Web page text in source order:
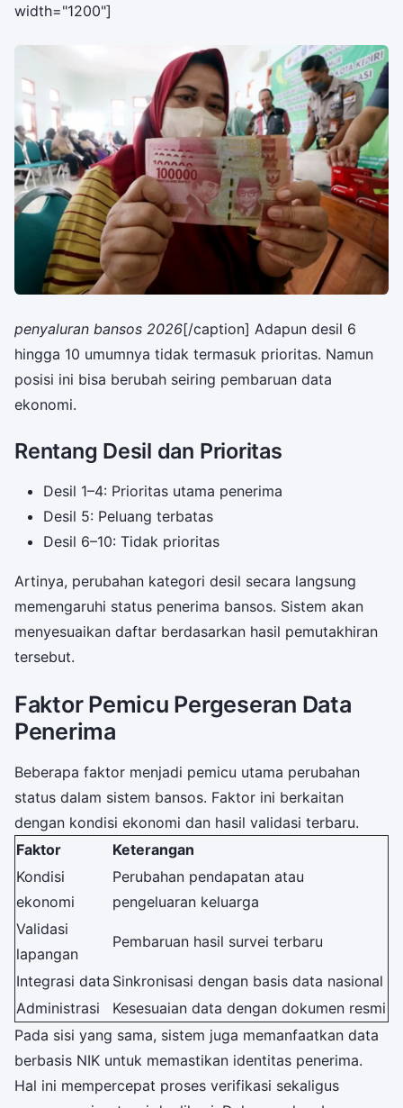
width="1200"]
penyaluran bansos 2026[/caption] Adapun desil 6
hingga 10 umumnya tidak termasuk prioritas. Namun
posisi ini bisa berubah seiring pembaruan data
ekonomi.
Rentang Desil dan Prioritas
Desil 1–4: Prioritas utama penerima
Desil 5: Peluang terbatas
Desil 6–10: Tidak prioritas
Artinya, perubahan kategori desil secara langsung
memengaruhi status penerima bansos. Sistem akan
menyesuaikan daftar berdasarkan hasil pemutakhiran
tersebut.
Faktor Pemicu Pergeseran Data
Penerima
Beberapa faktor menjadi pemicu utama perubahan
status dalam sistem bansos. Faktor ini berkaitan
dengan kondisi ekonomi dan hasil validasi terbaru.
Faktor
Keterangan
Kondisi
ekonomi
Perubahan pendapatan atau
pengeluaran keluarga
Validasi
lapangan
Pembaruan hasil survei terbaru
Integrasi data Sinkronisasi dengan basis data nasional
Administrasi
Kesesuaian data dengan dokumen resmi
Pada sisi yang sama, sistem juga memanfaatkan data
berbasis NIK untuk memastikan identitas penerima.
Hal ini mempercepat proses verifikasi sekaligus